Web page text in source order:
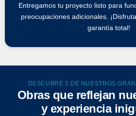
Entregamos tu proyecto listo para
preocupaciones adicionales.
garantía total!
DESCUBRE 5 DE NUESTROS
Obras que reflejan
y experiencia